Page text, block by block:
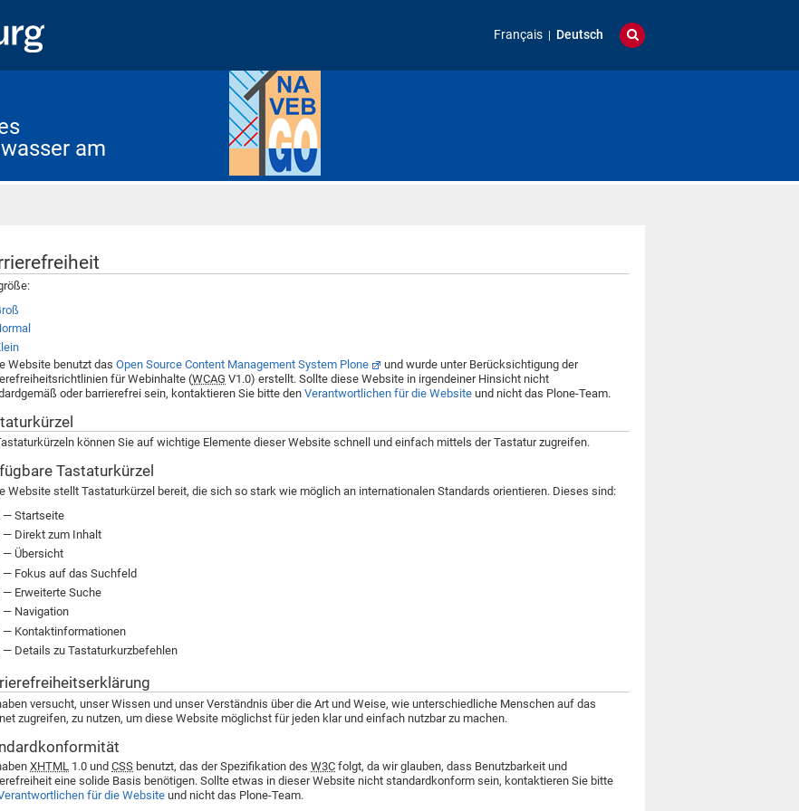
Français Deutsch
am
Website benutzt das Open Source Content Management System Plone
und wurde unter Berücksichtigung der
für Webinhalte (WCAG V1.0) erstellt. Sollte diese Website in irgendeiner Hinsicht nicht
oder barrierefrei sein, kontaktieren Sie bitte den Verantwortlichen für die Website und nicht das Plone-Team.
können Sie auf wichtige Elemente dieser Website schnell und einfach mittels der Tastatur zugreifen.
Tastaturkürzel
Website stellt Tastaturkürzel bereit, die sich so stark wie möglich an internationalen Standards orientieren. Dieses sind:
— Startseite
— Direkt zum Inhalt
— Übersicht
— Fokus auf das Suchfeld
— Erweiterte Suche
— Navigation
— Kontaktinformationen
— Details zu Tastaturkurzbefehlen
versucht, unser Wissen und unser Verständnis über die Art und Weise, wie unterschiedliche Menschen auf das
zugreifen, zu nutzen, um diese Website möglichst für jeden klar und einfach nutzbar zu machen.
XHTML 1.0 und CSS benutzt, das der Spezifikation des W3C folgt, da wir glauben, dass Benutzbarkeit und
eine solide Basis benötigen. Sollte etwas in dieser Website nicht standardkonform sein, kontaktieren Sie bitte
für die Websiteund nicht das Plone-Team.